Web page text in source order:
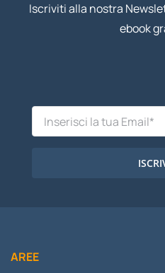
Iscriviti alla nostra
ebook
AREE